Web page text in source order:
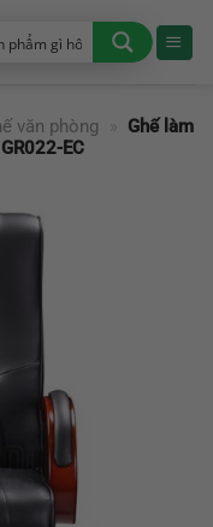
văn phòng » Ghế làm
EC